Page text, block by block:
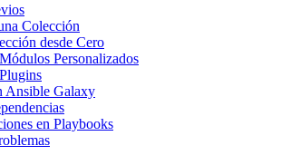
Colección
desde Cero
Personalizados
Ansible Galaxy
en Playbooks